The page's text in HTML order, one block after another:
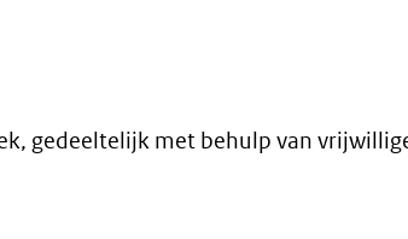
gedeeltelijk met behulp van